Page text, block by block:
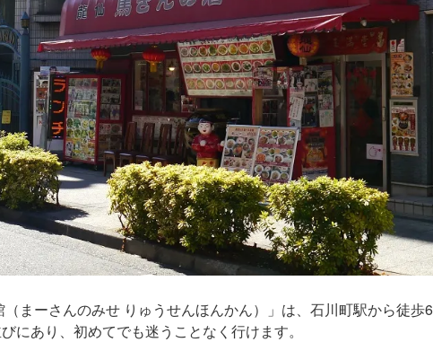
（まーさんのみせ りゅうせんほんかん）」は、石川町駅から徒
にあり、初めてでも迷うことなく行けます。